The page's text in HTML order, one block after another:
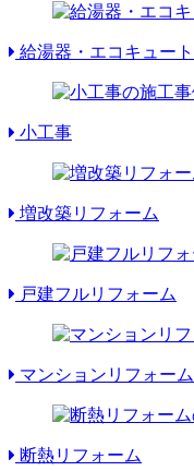
給湯器・エコキュート
小工事
増改築リフォーム
戸建フルリフォーム
マンションリフォーム
断熱リフォーム